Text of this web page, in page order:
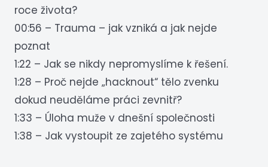
roce života?
00:56 – Trauma – jak vzniká a jak nejde
poznat
1:22 – Jak se nikdy nepromyslíme k řešení.
1:28 – Proč nejde „hacknout“ tělo zvenku
dokud neuděláme práci zevnitř?
1:33 – Úloha muže v dnešní společnosti
1:38 – Jak vystoupit ze zajetého systému